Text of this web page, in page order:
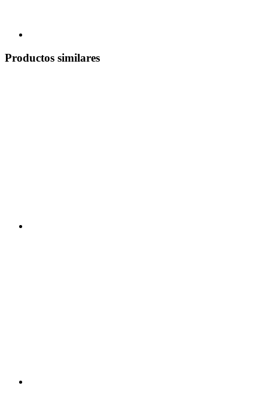
Productos similares